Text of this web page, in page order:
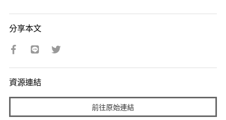
分享本文
資源連結
前往原始連結